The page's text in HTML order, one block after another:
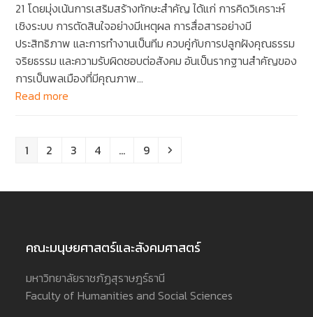
21 โดยมุ่งเน้นการเสริมสร้างทักษะสำคัญ ได้แก่ การคิดวิเคราะห์
เชิงระบบ การตัดสินใจอย่างมีเหตุผล การสื่อสารอย่างมี
ประสิทธิภาพ และการทำงานเป็นทีม ควบคู่กับการปลูกฝังคุณธรรม
จริยธรรม และความรับผิดชอบต่อสังคม อันเป็นรากฐานสำคัญของ
การเป็นพลเมืองที่มีคุณภาพ…
Read more
Page
1 Page
2 Page
3 Page
4 … Page
9 Next
คณะมนุษยศาสตร์และสังคมศาสตร์
มหาวิทยาลัยราชภัฏสุราษฎร์ธานี
Faculty of Humanities and Social Sciences